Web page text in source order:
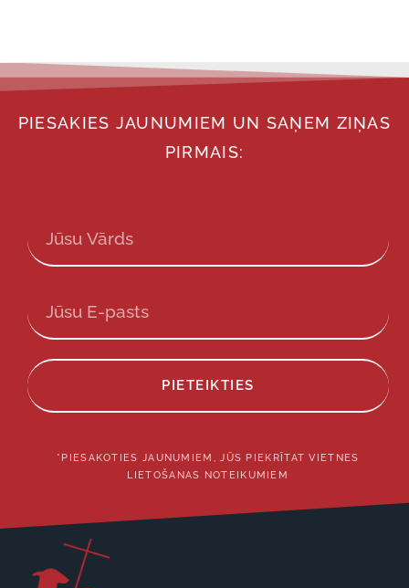
PIESAKIES JAUNUMIEM UN SAŅEM ZIŅAS
PIRMAIS:
PIETEIKTIES
*PIESAKOTIES JAUNUMIEM, JŪS PIEKRĪTAT VIETNES
LIETOŠANAS NOTEIKUMIEM